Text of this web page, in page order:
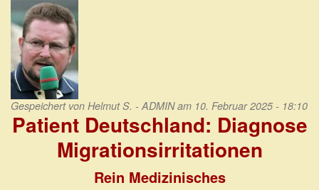
Gespeichert von Helmut S. - ADMINam 10. Februar 2025 - 18:10
Patient Deutschland: Diagnose
Migrationsirritationen
Rein Medizinisches